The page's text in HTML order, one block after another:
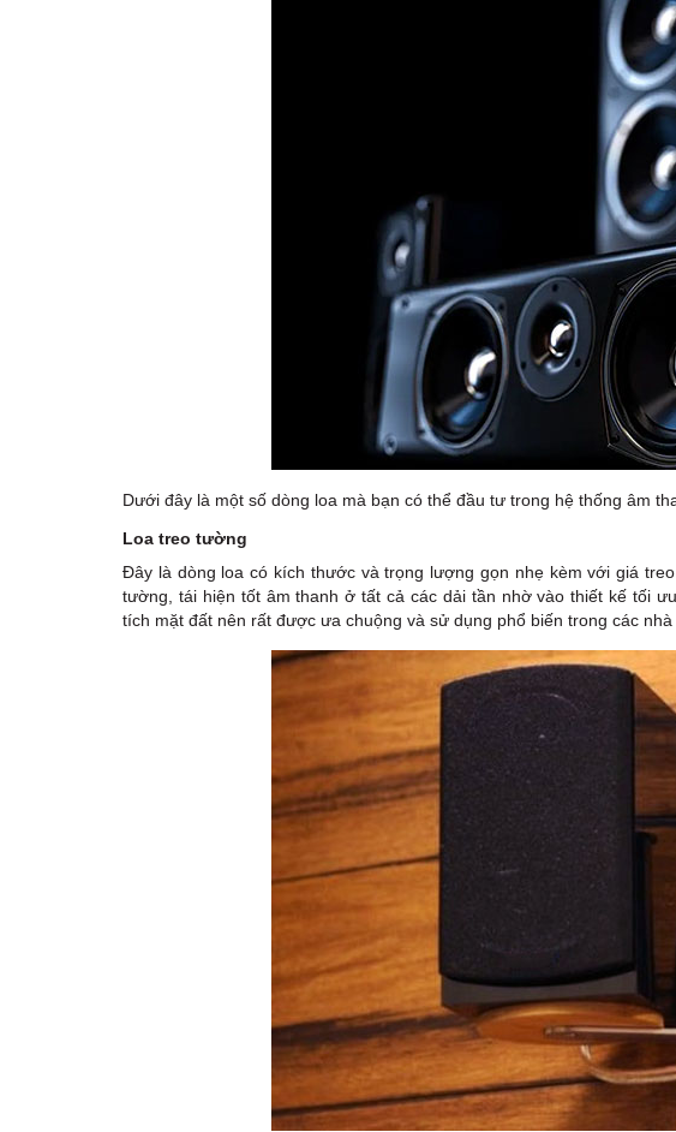
Dưới đây là một số dòng loa mà bạn có thể đầu tư trong hệ thống âm
Loa treo tường
Đây là dòng loa có kích thước và trọng lượng gọn nhẹ kèm với giá
tường, tái hiện tốt âm thanh ở tất cả các dải tần nhờ vào thiết kế tối
tích mặt đất nên rất được ưa chuộng và sử dụng phổ biến trong các